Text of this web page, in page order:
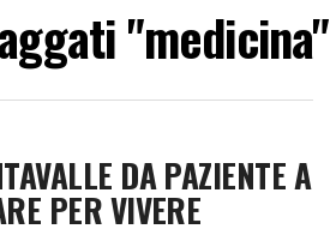
"medicina"
DA PAZIENTE A
PER VIVERE